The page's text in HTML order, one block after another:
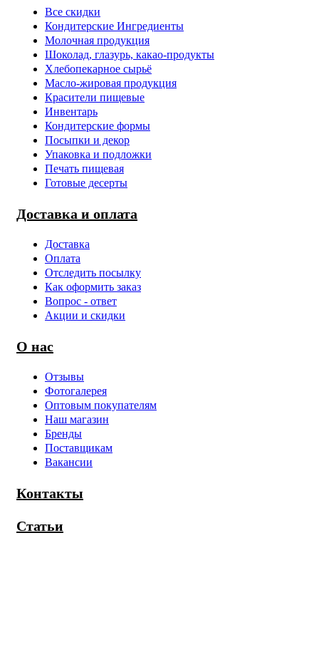
Все скидки
Кондитерские Ингредиенты
Молочная продукция
Шоколад, глазурь, какао-продукты
Хлебопекарное сырьё
Масло-жировая продукция
Красители пищевые
Инвентарь
Кондитерские формы
Посыпки и декор
Упаковка и подложки
Печать пищевая
Готовые десерты
Доставка и оплата
Доставка
Оплата
Отследить посылку
Как оформить заказ
Вопрос - ответ
Акции и скидки
О нас
Отзывы
Фотогалерея
Оптовым покупателям
Наш магазин
Бренды
Поставщикам
Вакансии
Контакты
Статьи